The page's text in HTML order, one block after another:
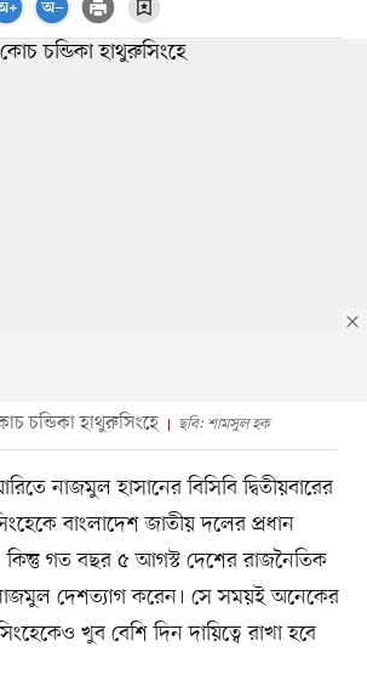
চন্ডিকা হাথুরুসিংহে ছবি: শামসুল হক
নাজমুল হাসানের বিসিবি দ্বিতীয়বারের
বাংলাদেশ জাতীয় দলের প্রধান
কিন্তু গত বছর ৫ আগস্ট দেশের রাজনৈতিক
দেশত্যাগ করেন। সে সময়ই অনেকের
খুব বেশি দিন দায়িত্বে রাখা হবে